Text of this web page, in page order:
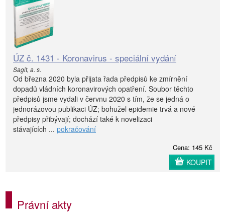
ÚZ č. 1431 - Koronavirus - speciální vydání
Sagit, a. s.
Od března 2020 byla přijata řada předpisů ke zmírnění
dopadů vládních koronavirových opatření. Soubor těchto
předpisů jsme vydali v červnu 2020 s tím, že se jedná o
jednorázovou publikaci ÚZ; bohužel epidemie trvá a nové
předpisy přibývají; dochází také k novelizaci
stávajících ... pokračování
Cena: 145 Kč
KOUPIT
Právní akty